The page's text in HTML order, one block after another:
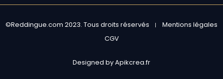
©Reddingue.com 2023. Tous droits réservés
Mentions légales
CGV
Designed by Apikcrea.fr